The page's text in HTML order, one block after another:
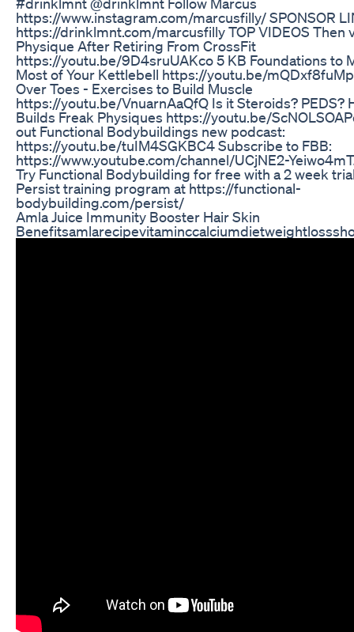
https://www.instagram.com/marcusfilly/ SPONSOR
https://drinklmnt.com/marcusfilly TOP VIDEOS Then
Physique After Retiring From CrossFit
https://youtu.be/9D4sruUAKco 5 KB Foundations to
Most of Your Kettlebell https://youtu.be/
Over Toes - Exercises to Build Muscle
https://youtu.be/VnuarnAaQfQ Is it Steroids? PEDS?
Builds Freak Physiques https://youtu.be/
out Functional Bodybuildings new podcast:
https://youtu.be/tuIM4SGKBC4 Subscribe to FBB:
https://www.youtube.com/channel/UCjNE2-
Try Functional Bodybuilding for free with a 2 week
Persist training program at https://functional-
bodybuilding.com/persist/
Amla Juice Immunity Booster Hair Skin